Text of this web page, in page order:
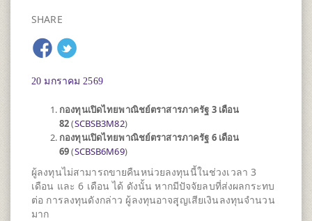
SHARE
20 มกราคม 2569
กองทุนเปิดไทยพาณิชย์ตราสารภาครัฐ 3 เดือน
82(SCBSB3M82)
กองทุนเปิดไทยพาณิชย์ตราสารภาครัฐ 6 เดือน
69(SCBSB6M69)
ผู้ลงทุนไม่สามารถขายคืนหน่วยลงทุนนี้ในช่วงเวลา 3
เดือน และ 6 เดือน ได้ ดังนั้น หากมีปัจจัยลบที่ส่งผลกระทบ
ต่อ การลงทุนดังกล่าว ผู้ลงทุนอาจสูญเสียเงินลงทุนจำนวน
มาก